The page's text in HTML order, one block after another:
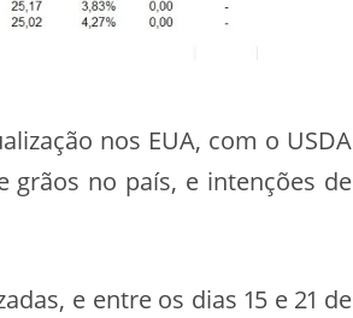
nos EUA, com o USDA
no país, e intenções de
e entre os dias 15 e 21 de